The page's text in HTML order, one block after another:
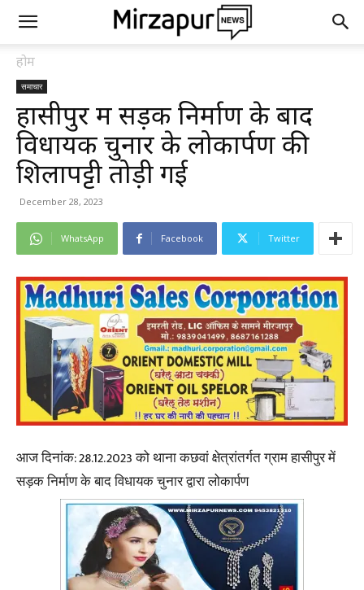
होम
समाचार
हासीपुर में सड़क निर्माण के बाद
विधायक चुनार के लोकार्पण की
शिलापट्टी तोड़ी गई
December 28, 2023
WhatsApp Facebook Twitter
आज दिनांक: 28.12.2023 को थाना कछवां क्षेत्रांतर्गत ग्राम हासीपुर में
सड़क निर्माण के बाद विधायक चुनार द्वारा लोकार्पण